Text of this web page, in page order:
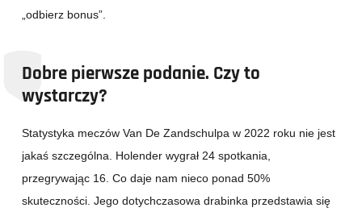
„odbierz bonus”.
Dobre pierwsze podanie. Czy to
wystarczy?
Statystyka meczów Van De Zandschulpa w 2022 roku nie jest
jakaś szczególna. Holender wygrał 24 spotkania,
przegrywając 16. Co daje nam nieco ponad 50%
skuteczności. Jego dotychczasowa drabinka przedstawia się